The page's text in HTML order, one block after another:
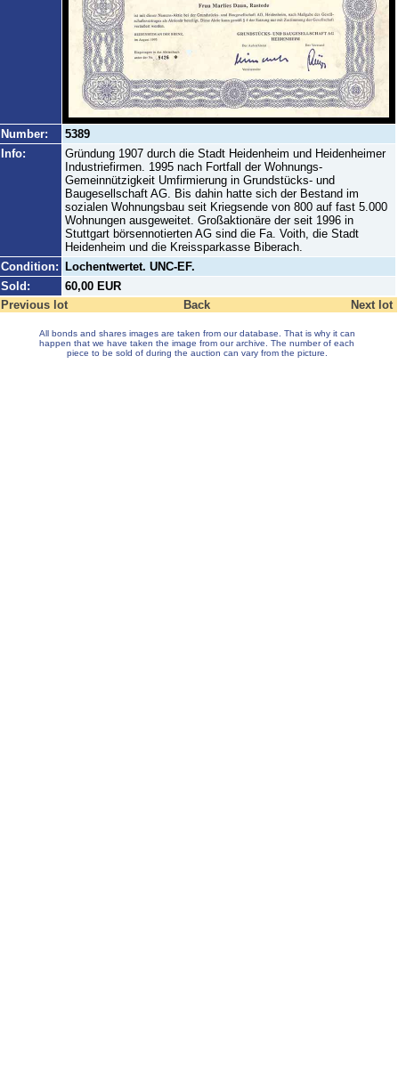
Number:
5389
Info:
Gründung 1907 durch die Stadt Heidenheim und Heidenheimer
Industriefirmen. 1995 nach Fortfall der Wohnungs-
Gemeinnützigkeit Umfirmierung in Grundstücks- und
Baugesellschaft AG. Bis dahin hatte sich der Bestand im
sozialen Wohnungsbau seit Kriegsende von 800 auf fast 5.000
Wohnungen ausgeweitet. Großaktionäre der seit 1996 in
Stuttgart börsennotierten AG sind die Fa. Voith, die Stadt
Heidenheim und die Kreissparkasse Biberach.
Condition:
Lochentwertet. UNC-EF.
Sold:
60,00 EUR
Previous lot
Back Next lot
All bonds and shares images are taken from our database. That is why it can
happen that we have taken the image from our archive. The number of each
piece to be sold of during the auction can vary from the picture.